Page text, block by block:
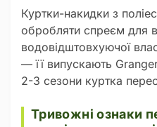
Куртки-накидки з
обробляти спреєм для
водовідштовхуючої
— її випускають
2-3 сезони куртка
Тривожні ознаки